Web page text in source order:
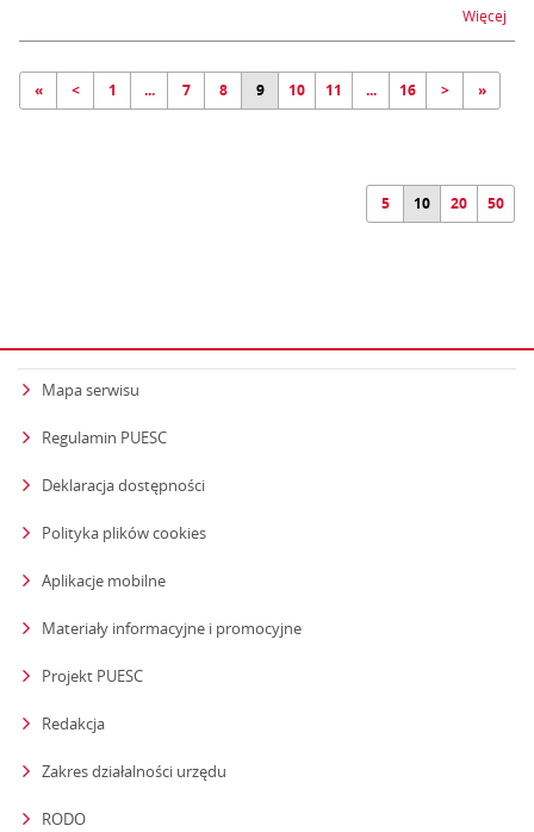
Więcej
« < 1 ... 7 8 9 10 11 ... 16 > »
5 10 20 50
Mapa serwisu
Regulamin PUESC
Deklaracja dostępności
Polityka plików cookies
Aplikacje mobilne
Materiały informacyjne i promocyjne
Projekt PUESC
Redakcja
Zakres działalności urzędu
RODO